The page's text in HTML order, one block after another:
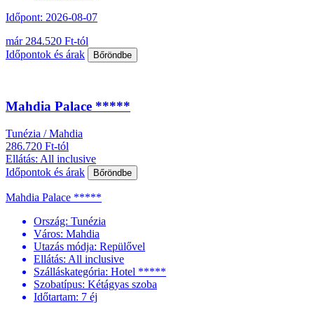
Időpont: 2026-08-07
már 284.520 Ft-tól
Időpontok és árak
Bőröndbe
Mahdia Palace *****
Tunézia / Mahdia
286.720 Ft-tól
Ellátás: All inclusive
Időpontok és árak
Bőröndbe
Mahdia Palace *****
Ország: Tunézia
Város: Mahdia
Utazás módja: Repülővel
Ellátás: All inclusive
Szálláskategória: Hotel *****
Szobatípus: Kétágyas szoba
Időtartam: 7 éj